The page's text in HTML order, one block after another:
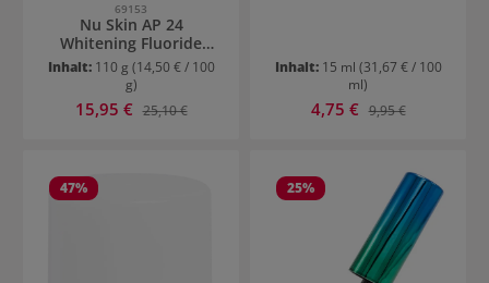
69153
Nu Skin AP 24
Whitening Fluoride
Toothpaste
Inhalt: 110 g (14,50 € / 100
g)
Verkaufspreis:
15,95 € Regulärer Preis:
25,10 €
Inhalt: 15 ml (31,67 € / 100
ml)
Verkaufspreis:
4,75 € Regulärer Preis:
9,95 €
47% 25%